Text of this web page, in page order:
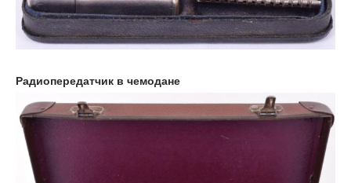
Радиопередатчик в чемодане